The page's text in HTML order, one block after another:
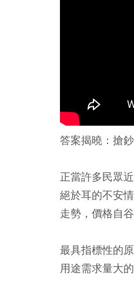
答案揭曉：搶鈔
正當許多民眾
絕於耳的不安
走勢，價格自
最具指標性的
用途需求量大